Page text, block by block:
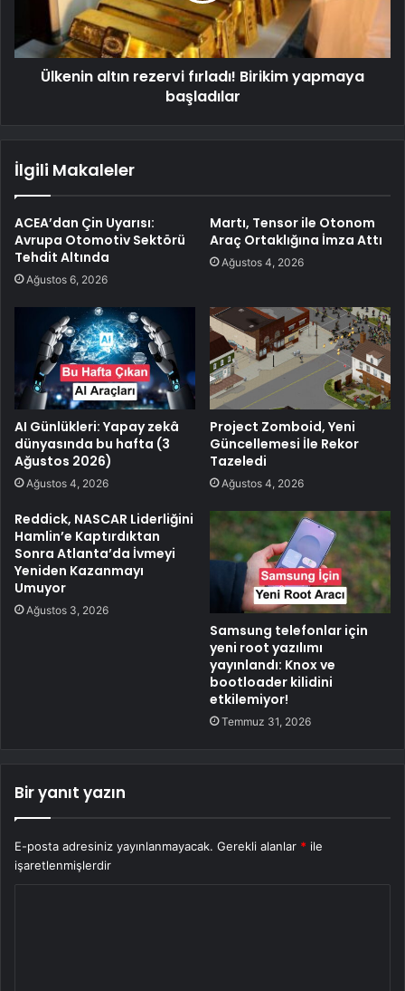
Ülkenin altın rezervi fırladı! Birikim yapmaya
başladılar
İlgili Makaleler
ACEA’dan Çin Uyarısı:
Avrupa Otomotiv Sektörü
Tehdit Altında
Ağustos 6, 2026
Martı, Tensor ile Otonom
Araç Ortaklığına İmza Attı
Ağustos 4, 2026
AI Günlükleri: Yapay zekâ
dünyasında bu hafta (3
Ağustos 2026)
Ağustos 4, 2026
Project Zomboid, Yeni
Güncellemesi İle Rekor
Tazeledi
Ağustos 4, 2026
Reddick, NASCAR Liderliğini
Hamlin’e Kaptırdıktan
Sonra Atlanta’da İvmeyi
Yeniden Kazanmayı
Umuyor
Ağustos 3, 2026
Samsung telefonlar için
yeni root yazılımı
yayınlandı: Knox ve
bootloader kilidini
etkilemiyor!
Temmuz 31, 2026
Bir yanıt yazın
E-posta adresiniz yayınlanmayacak. Gerekli alanlar * ile
işaretlenmişlerdir